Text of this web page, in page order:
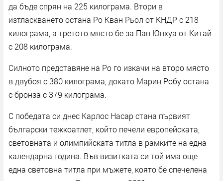
да бъде спрян на 225 килограма. Втори в
изтласкването остана Ро Кван Рьол от КНДР с 218
килограма, а третото място бе за Пан Юнхуа от Китай
с 208 килограма.
Силното представяне на Ро го изкачи на второ място
в двубоя с 380 килограма, докато Марин Робу остана
с бронза с 379 килограма.
С победата си днес Карлос Насар стана първият
български тежкоатлет, който печели европейската,
световната и олимпийската титла в рамките на една
календарна година. Във визитката си той има още
една световна титла при мъжете, която бе спечелена